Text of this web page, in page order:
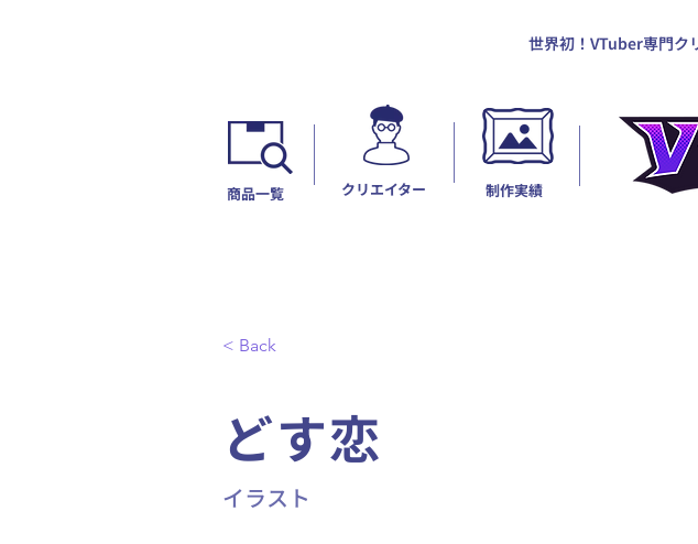
世界初！VTuber専門ク
​商品一覧 ​クリエイター 制作実績
< Back
どす恋
イラスト